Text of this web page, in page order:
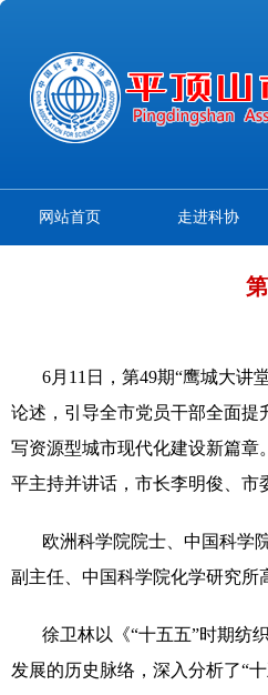
网站首页 走进科协
6月11日，第49期“鹰城大讲
论述，引导全市党员干部全面提
写资源型城市现代化建设新篇章
平主持并讲话，市长李明俊、市
欧洲科学院院士、中国科学
副主任、中国科学院化学研究所
徐卫林以《“十五五”时期纺
发展的历史脉络，深入分析了“